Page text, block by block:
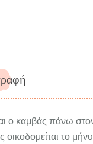
ο καμβάς πάνω
το